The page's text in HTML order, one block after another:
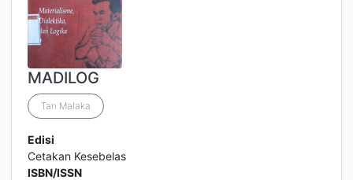
MADILOG
Tan Malaka
Edisi
Cetakan Kesebelas
ISBN/ISSN